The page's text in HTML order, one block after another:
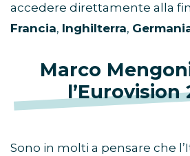
accedere direttamente alla
Francia, Inghilterra,
Marco
l’Eurovision
Sono in molti a pensare che